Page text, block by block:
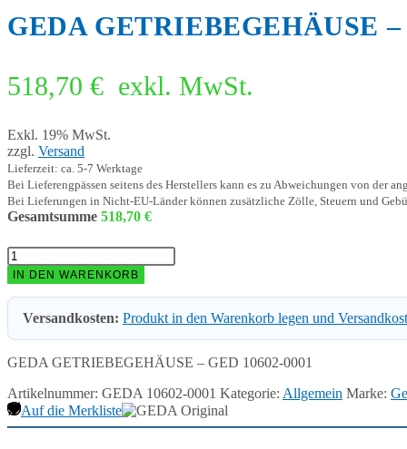
GEDA GETRIEBEGEHÄUSE –
518,70 € exkl. MwSt.
Exkl. 19% MwSt.
zzgl. Versand
Lieferzeit: ca. 5-7 Werktage
Bei Lieferengpässen seitens des Herstellers kann es zu Abweichungen von der
Bei Lieferungen in Nicht-EU-Länder können zusätzliche Zölle, Steuern und
Gesamtsumme 518,70 €
GEDA
GETRIEBEGEHÄUSE
-
GED
10602-
0001
IN DEN WARENKORB
Versandkosten: Produkt in den Warenkorb legen und
GEDA GETRIEBEGEHÄUSE – GED 10602-0001
Artikelnummer: GEDA 10602-0001 Kategorie: Allgemein Marke:
Auf die Merkliste